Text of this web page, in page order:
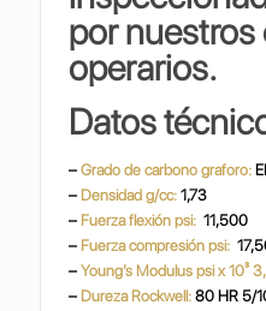
por nuestros
operarios.
Datos
– Grado de carbono graforo:
– Densidad g/cc:1,73
– Fuerza flexión psi:11,500
– Fuerza compresión psi:
– Young’s Modulus psi x 10³
– Dureza Rockwell:80 HR 5/